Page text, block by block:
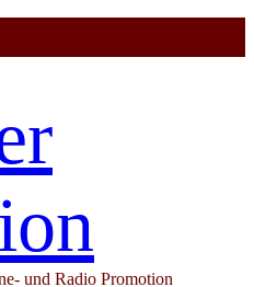
und Radio Promotion